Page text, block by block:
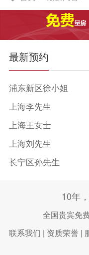
最新预约
浦东新区徐小姐
上海李先生
上海王女士
上海刘先生
长宁区孙先生
徐汇区张小姐
10年
全国贵宾免
联系我们 | 资质荣誉 |